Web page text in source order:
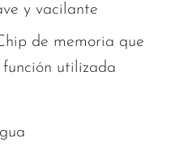
y vacilante
de memoria que
utilizada